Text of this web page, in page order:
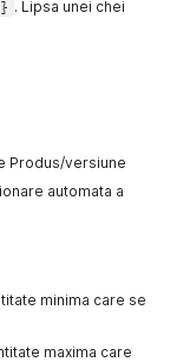
textinput, textarea"
(accepta
. Lipsa unei chei
Produs/versiune
automata a
minima care se
maxima care